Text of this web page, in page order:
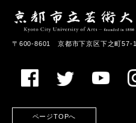
〒600-8601 京都市下京区下之町57-1
ページTOPへ